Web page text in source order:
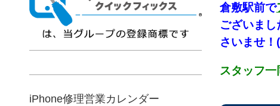
倉敷駅前で
ございま
さいませ
スタッフ
iPhone修理営業カレンダー